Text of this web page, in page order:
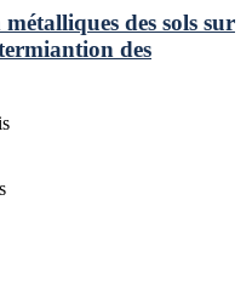
des sols sur
des